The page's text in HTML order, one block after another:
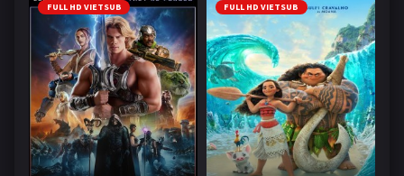
FULL HD VIETSUB FULL HD VIETSUB